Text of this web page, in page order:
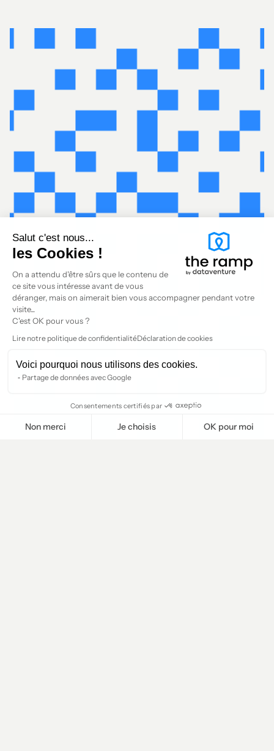
Salut c'est nous...
les Cookies !
On a attendu d'être sûrs que le contenu de
ce site vous intéresse avant de vous
déranger, mais on aimerait bien vous accompagner pendant votre
visite...
C'est OK pour vous ?
Lire notre politique de confidentialitéDéclaration de cookies
Voici pourquoi nous utilisons des cookies.
Partage de données avec Google
Consentements certifiés par
Non merci Je choisis OK pour moi